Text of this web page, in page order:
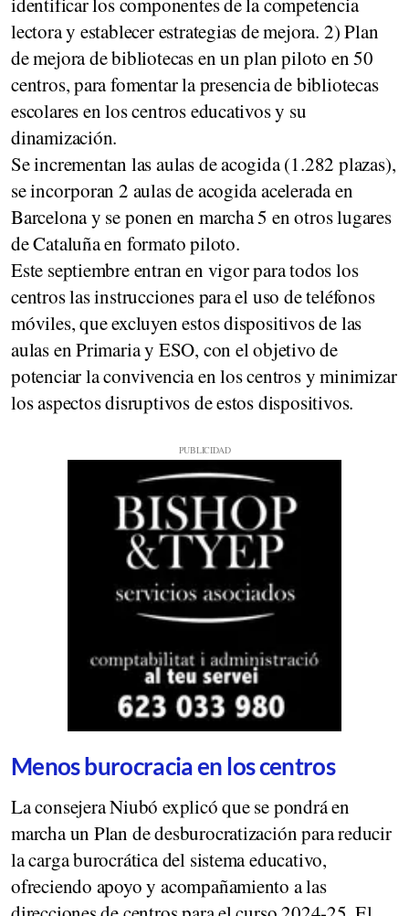
lectora y establecer estrategias de mejora. 2) Plan
de mejora de bibliotecas en un plan piloto en 50
centros, para fomentar la presencia de bibliotecas
escolares en los centros educativos y su
dinamización.
Se incrementan las aulas de acogida (1.282 plazas),
se incorporan 2 aulas de acogida acelerada en
Barcelona y se ponen en marcha 5 en otros lugares
de Cataluña en formato piloto.
Este septiembre entran en vigor para todos los
centros las instrucciones para el uso de teléfonos
móviles, que excluyen estos dispositivos de las
aulas en Primaria y ESO, con el objetivo de
potenciar la convivencia en los centros y minimizar
los aspectos disruptivos de estos dispositivos.
Menos burocracia en los centros
La consejera Niubó explicó que se pondrá en
marcha un Plan de desburocratización para reducir
la carga burocrática del sistema educativo,
ofreciendo apoyo y acompañamiento a las